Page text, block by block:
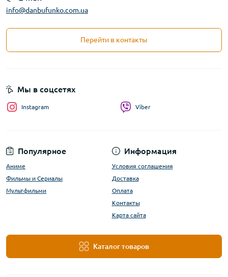
info@danbufunko.com.ua
Перейти в контакты
Популярное
Аниме
Фильмы и Сериалы
Мультфильми
Информация
Условия соглашения
Доставка
Оплата
Контакты
Карта сайта
Каталог товаров
Мы в соцсетях
Instagram Viber